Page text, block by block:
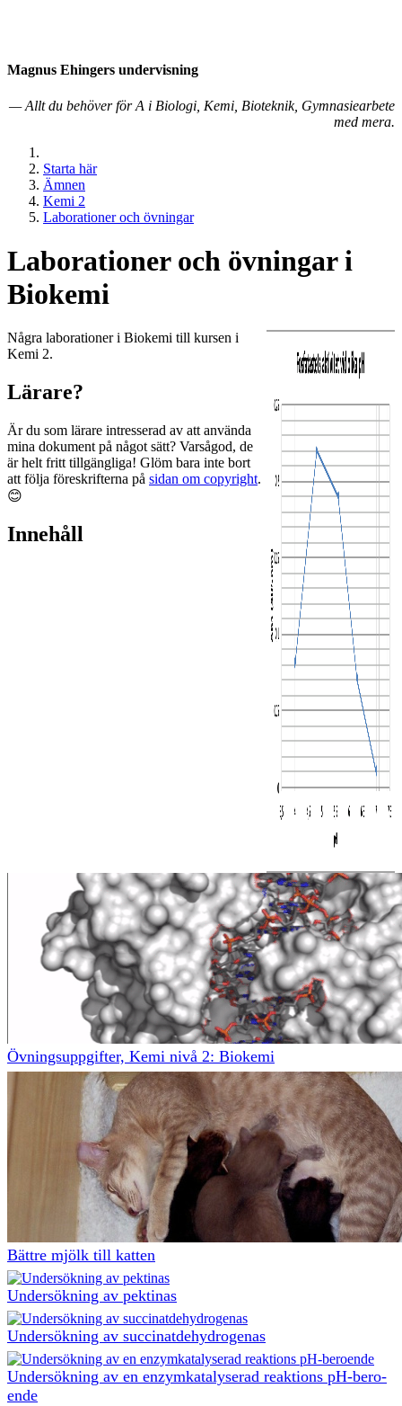
Magnus Ehingers under­visning
— Allt du behöver för A i Biologi, Kemi, Bioteknik, Gymnasiearbete
med mera.
Starta här
Ämnen
Kemi 2
Laborationer och övningar
La­bo­ra­tion­er och öv­ning­ar i
Biokemi
Några la­bo­ra­tion­er i Biokemi till kur­sen i
Kemi 2.
Lärare?
Är du som lärare intresserad av att använda
mina dokument på något sätt? Varsågod, de
är helt fritt tillgängliga! Glöm bara inte bort
att följa föreskrifterna på sidan om copyright.
😊
Innehåll
Övningsuppgifter, Kemi nivå 2: Biokemi
Bättre mjölk till katten
Undersökning av pektinas
Undersökning av succinatdehydrogenas
Undersökning av en en­zym­ka­ta­ly­se­rad re­ak­tions pH-be­ro­
en­de